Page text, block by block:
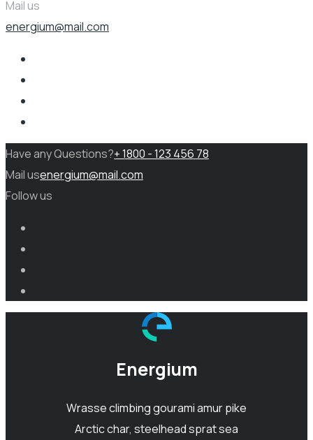
Mail us
energium@mail.com
Have any Questions?+ 1800 - 123 456 78
Mail usenergium@mail.com
Follow us
Energium
Wrasse climbing gourami amur pike
Arctic char, steelhead sprat sea